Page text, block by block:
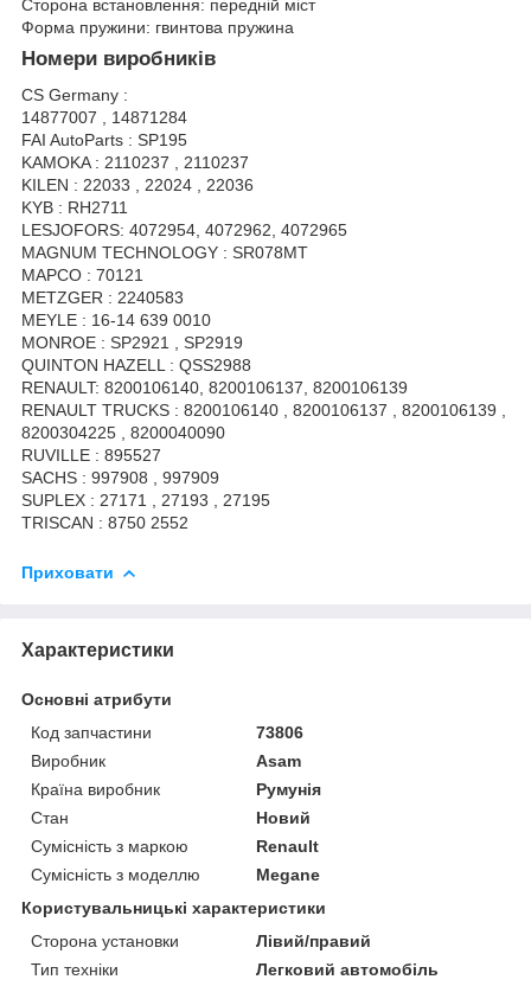
Сторона встановлення: передній міст
Форма пружини: гвинтова пружина
Номери виробників
CS Germany :
14877007 , 14871284
FAI AutoParts : SP195
KAMOKA : 2110237 , 2110237
KILEN : 22033 , 22024 , 22036
KYB : RH2711
LESJOFORS: 4072954, 4072962, 4072965
MAGNUM TECHNOLOGY : SR078MT
MAPCO : 70121
METZGER : 2240583
MEYLE : 16-14 639 0010
MONROE : SP2921 , SP2919
QUINTON HAZELL : QSS2988
RENAULT: 8200106140, 8200106137, 8200106139
RENAULT TRUCKS : 8200106140 , 8200106137 , 8200106139 ,
8200304225 , 8200040090
RUVILLE : 895527
SACHS : 997908 , 997909
SUPLEX : 27171 , 27193 , 27195
TRISCAN : 8750 2552
Приховати
Характеристики
Основні атрибути
Код запчастини
73806
Виробник
Asam
Країна виробник
Румунія
Стан
Новий
Сумісність з маркою
Renault
Сумісність з моделлю
Megane
Користувальницькі характеристики
Сторона установки
Лівий/правий
Тип техніки
Легковий автомобіль